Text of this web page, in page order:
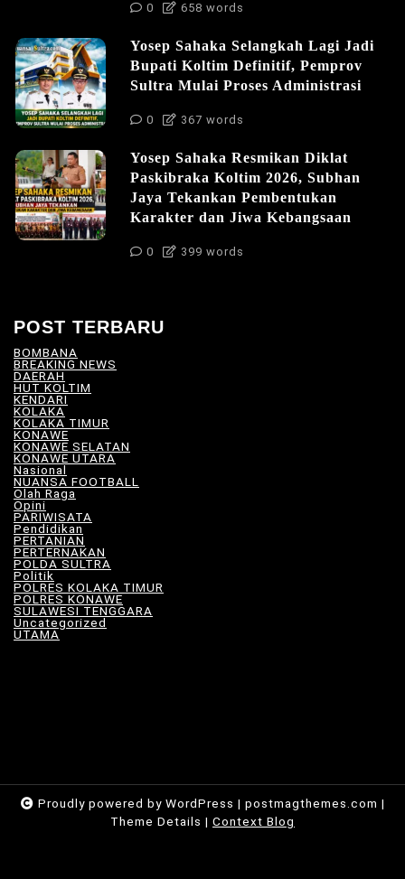
0 658 words
Yosep Sahaka Selangkah Lagi Jadi
Bupati Koltim Definitif, Pemprov
Sultra Mulai Proses Administrasi
0 367 words
Yosep Sahaka Resmikan Diklat
Paskibraka Koltim 2026, Subhan
Jaya Tekankan Pembentukan
Karakter dan Jiwa Kebangsaan
0 399 words
POST TERBARU
BOMBANA
BREAKING NEWS
DAERAH
HUT KOLTIM
KENDARI
KOLAKA
KOLAKA TIMUR
KONAWE
KONAWE SELATAN
KONAWE UTARA
Nasional
NUANSA FOOTBALL
Olah Raga
Opini (5)
PARIWISATA
Pendidikan
PERTANIAN
PERTERNAKAN
POLDA SULTRA
Politik
POLRES KOLAKA TIMUR
POLRES KONAWE
SULAWESI TENGGARA
Uncategorized
UTAMA(180)
Proudly powered by WordPress | postmagthemes.com |
Theme Details | Context Blog